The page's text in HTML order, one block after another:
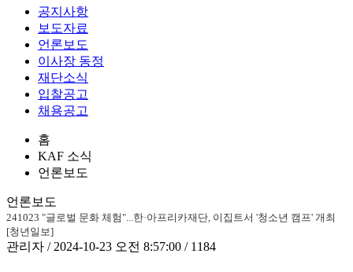
공지사항
보도자료
언론보도
이사장 동정
재단소식
입찰공고
채용공고
홈
KAF 소식
언론보도
언론보도
241023 "글로벌 문화 체험"...한·아프리카재단, 이집트서 '청소년 캠프' 개최
[청년일보]
관리자 / 2024-10-23 오전 8:57:00 / 1184